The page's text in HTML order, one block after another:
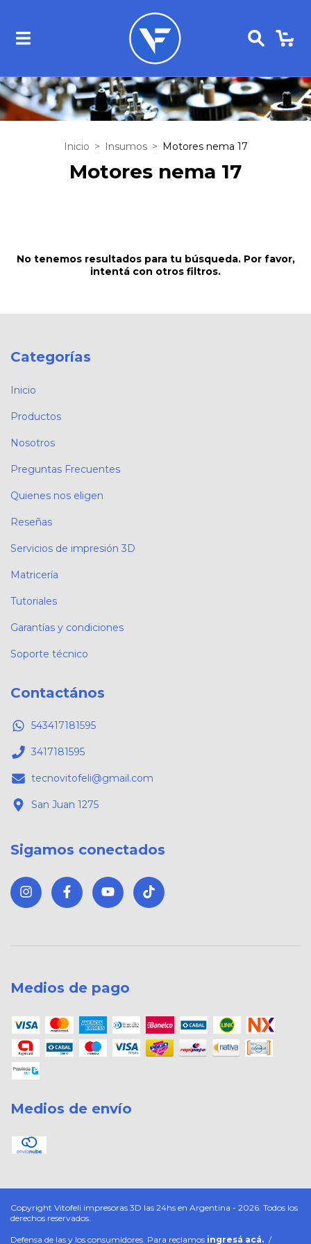
Inicio > Insumos > Motores nema 17
Motores nema 17
No tenemos resultados para tu búsqueda. Por favor,
intentá con otros filtros.
Categorías
Inicio
Productos
Nosotros
Preguntas Frecuentes
Quienes nos eligen
Reseñas
Servicios de impresión 3D
Matricería
Tutoriales
Garantías y condiciones
Soporte técnico
Contactános
543417181595
3417181595
tecnovitofeli@gmail.com
San Juan 1275
Sigamos conectados
Medios de pago
Medios de envío
Copyright Vitofeli impresoras 3D las 24hs en Argentina - 2026. Todos los
derechos reservados.
Defensa de las y los consumidores. Para reclamos ingresá acá. /